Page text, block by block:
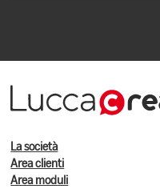
La società
Area clienti
Area moduli